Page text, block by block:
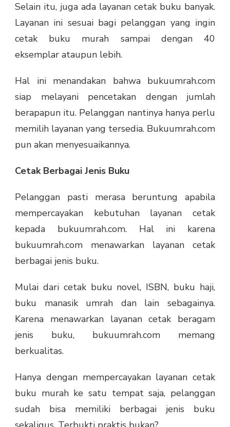
Selain itu, juga ada layanan cetak buku banyak.
Layanan ini sesuai bagi pelanggan yang ingin
cetak buku murah sampai dengan 40
eksemplar ataupun lebih.
Hal ini menandakan bahwa bukuumrah.com
siap melayani pencetakan dengan jumlah
berapapun itu. Pelanggan nantinya hanya perlu
memilih layanan yang tersedia. Bukuumrah.com
pun akan menyesuaikannya.
Cetak Berbagai Jenis Buku
Pelanggan pasti merasa beruntung apabila
mempercayakan kebutuhan layanan cetak
kepada bukuumrah.com. Hal ini karena
bukuumrah.com menawarkan layanan cetak
berbagai jenis buku.
Mulai dari cetak buku novel, ISBN, buku haji,
buku manasik umrah dan lain sebagainya.
Karena menawarkan layanan cetak beragam
jenis buku, bukuumrah.com memang
berkualitas.
Hanya dengan mempercayakan layanan cetak
buku murah ke satu tempat saja, pelanggan
sudah bisa memiliki berbagai jenis buku